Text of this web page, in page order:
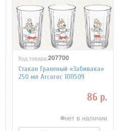
Код товара:207700
Стакан Граненый «Забивака»
250 мл Arcoroc 1011509
86 р.
нет в наличии